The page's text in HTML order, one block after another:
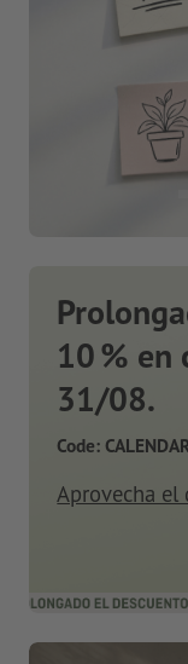
10 % en
31/08.
Code:
Aprovecha el